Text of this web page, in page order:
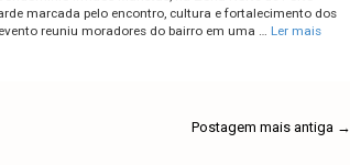
marcada pelo encontro, cultura e fortalecimento dos
reuniu moradores do bairro em uma …
Ler mais
Postagem mais antiga →